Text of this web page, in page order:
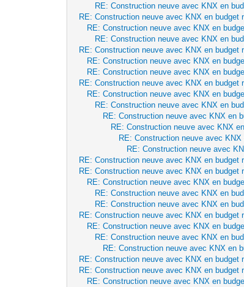
RE: Construction neuve avec KNX en
RE: Construction neuve avec KNX en budget
RE: Construction neuve avec KNX en
RE: Construction neuve avec KNX en
RE: Construction neuve avec KNX en budget
RE: Construction neuve avec KNX en
RE: Construction neuve avec KNX en
RE: Construction neuve avec KNX en budget
RE: Construction neuve avec KNX en
RE: Construction neuve avec KNX en
RE: Construction neuve avec KNX en
RE: Construction neuve avec KNX
RE: Construction neuve avec
RE: Construction neuve avec
RE: Construction neuve avec KNX en budget
RE: Construction neuve avec KNX en budget
RE: Construction neuve avec KNX en
RE: Construction neuve avec KNX en
RE: Construction neuve avec KNX en
RE: Construction neuve avec KNX en budget
RE: Construction neuve avec KNX en
RE: Construction neuve avec KNX en
RE: Construction neuve avec KNX en
RE: Construction neuve avec KNX en budget
RE: Construction neuve avec KNX en budget
RE: Construction neuve avec KNX en